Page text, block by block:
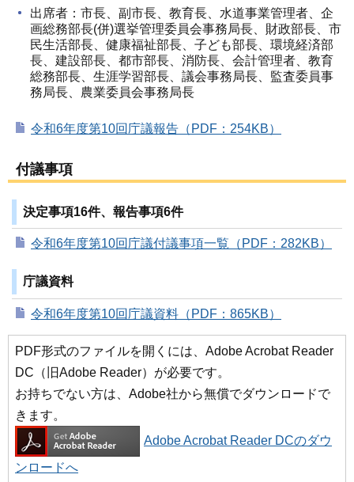
出席者：市長、副市長、教育長、水道事業管理者、企
画総務部長(併)選挙管理委員会事務局長、財政部長、市
民生活部長、健康福祉部長、子ども部長、環境経済部
長、建設部長、都市部長、消防長、会計管理者、教育
総務部長、生涯学習部長、議会事務局長、監査委員事
務局長、農業委員会事務局長
令和6年度第10回庁議報告（PDF：254KB）
付議事項
決定事項16件、報告事項6件
令和6年度第10回庁議付議事項一覧（PDF：282KB）
庁議資料
令和6年度第10回庁議資料（PDF：865KB）
PDF形式のファイルを開くには、Adobe Acrobat Reader
DC（旧Adobe Reader）が必要です。
お持ちでない方は、Adobe社から無償でダウンロードで
きます。
Adobe Acrobat Reader DCのダウ
ンロードへ